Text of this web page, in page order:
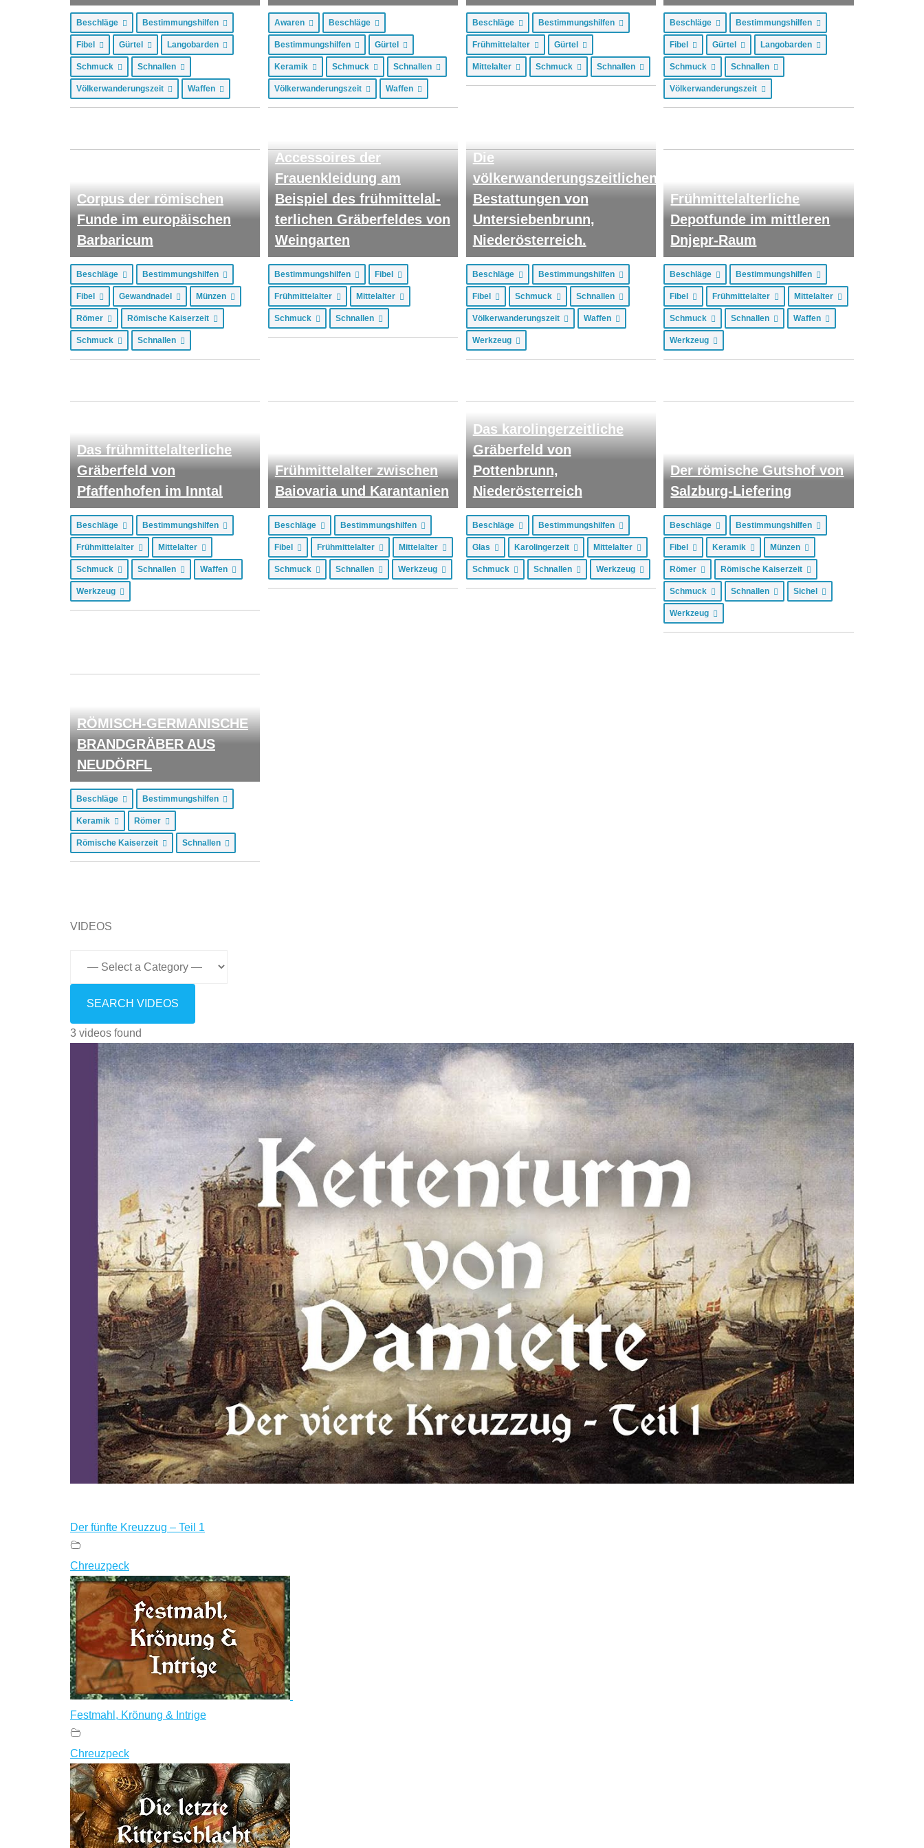
Beschläge Bestimmungshilfen
Fibel Gürtel Langobarden
Schmuck Schnallen
Völkerwanderungszeit Waffen
Awaren Beschläge
Bestimmungshilfen Gürtel
Keramik Schmuck Schnallen
Völkerwanderungszeit Waffen
Beschläge Bestimmungshilfen
Frühmittelalter Gürtel
Mittelalter Schmuck Schnallen
Beschläge Bestimmungshilfen
Fibel Gürtel Langobarden
Schmuck Schnallen
Völkerwanderungszeit
Corpus der römischen
Funde im europäischen
Barbaricum
Beschläge Bestimmungshilfen
Fibel Gewandnadel Münzen
Römer Römische Kaiserzeit
Schmuck Schnallen
Accessoires der
Frauenkleidung am
Beispiel des frühmittelal-
terlichen Gräberfeldes von
Weingarten
Bestimmungshilfen Fibel
Frühmittelalter Mittelalter
Schmuck Schnallen
Die
völkerwanderungszeitlichen
Bestattungen von
Untersiebenbrunn,
Niederösterreich.
Beschläge Bestimmungshilfen
Fibel Schmuck Schnallen
Völkerwanderungszeit Waffen
Werkzeug
Frühmittelalterliche
Depotfunde im mittleren
Dnjepr-Raum
Beschläge Bestimmungshilfen
Fibel Frühmittelalter Mittelalter
Schmuck Schnallen Waffen
Werkzeug
Das frühmittelalterliche
Gräberfeld von
Pfaffenhofen im Inntal
Beschläge Bestimmungshilfen
Frühmittelalter Mittelalter
Schmuck Schnallen Waffen
Werkzeug
Frühmittelalter zwischen
Baiovaria und Karantanien
Beschläge Bestimmungshilfen
Fibel Frühmittelalter Mittelalter
Schmuck Schnallen Werkzeug
Das karolingerzeitliche
Gräberfeld von
Pottenbrunn,
Niederösterreich
Beschläge Bestimmungshilfen
Glas Karolingerzeit Mittelalter
Schmuck Schnallen Werkzeug
Der römische Gutshof von
Salzburg-Liefering
Beschläge Bestimmungshilfen
Fibel Keramik Münzen
Römer Römische Kaiserzeit
Schmuck Schnallen Sichel
Werkzeug
RÖMISCH-GERMANISCHE
BRANDGRÄBER AUS
NEUDÖRFL
Beschläge Bestimmungshilfen
Keramik Römer
Römische Kaiserzeit Schnallen
VIDEOS
3 videos found
Der fünfte Kreuzzug – Teil 1
Chreuzpeck
Festmahl, Krönung & Intrige
Chreuzpeck